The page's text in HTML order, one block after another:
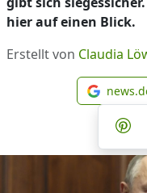
hier auf einen Blick.
Erstellt von Claudia